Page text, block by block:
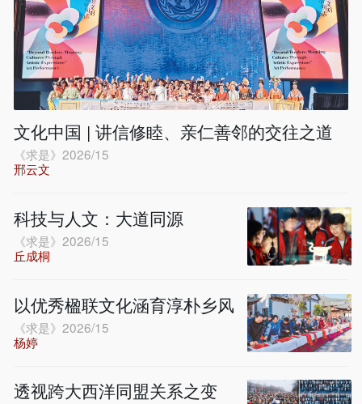
文化中国 | 讲信修睦、亲仁善邻的交往之道
《求是》2026/15
邢云文
科技与人文：大道同源
《求是》2026/15
丘成桐
以优秀楹联文化涵育淳朴乡风
《求是》2026/15
杨婷
透视跨大西洋同盟关系之变